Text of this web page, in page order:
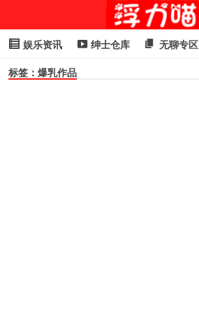
娱乐资讯 绅士仓库 无聊专区
浮力GIF 明星头条
标签：爆乳作品